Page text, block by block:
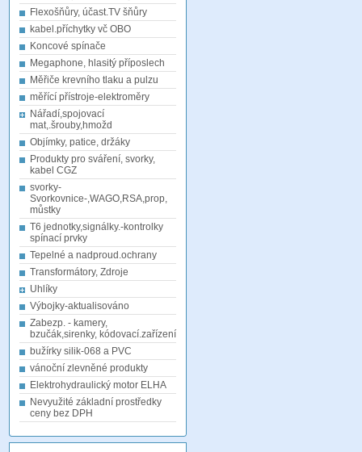
Flexošňůry, účast.TV šňůry
kabel.příchytky vč OBO
Koncové spínače
Megaphone, hlasitý příposlech
Měřiče krevního tlaku a pulzu
měřící přístroje-elektroměry
Nářadí,spojovací
mat,.šrouby,hmožd
Objímky, patice, držáky
Produkty pro sváření, svorky,
kabel CGZ
svorky-
Svorkovnice-,WAGO,RSA,prop,
můstky
T6 jednotky,signálky.-kontrolky
spínací prvky
Tepelné a nadproud.ochrany
Transformátory, Zdroje
Uhlíky
Výbojky-aktualisováno
Zabezp. - kamery,
bzučák,sirenky, kódovací.zařízení
bužírky silik-068 a PVC
vánoční zlevněné produkty
Elektrohydraulický motor ELHA
Nevyužité základní prostředky
ceny bez DPH